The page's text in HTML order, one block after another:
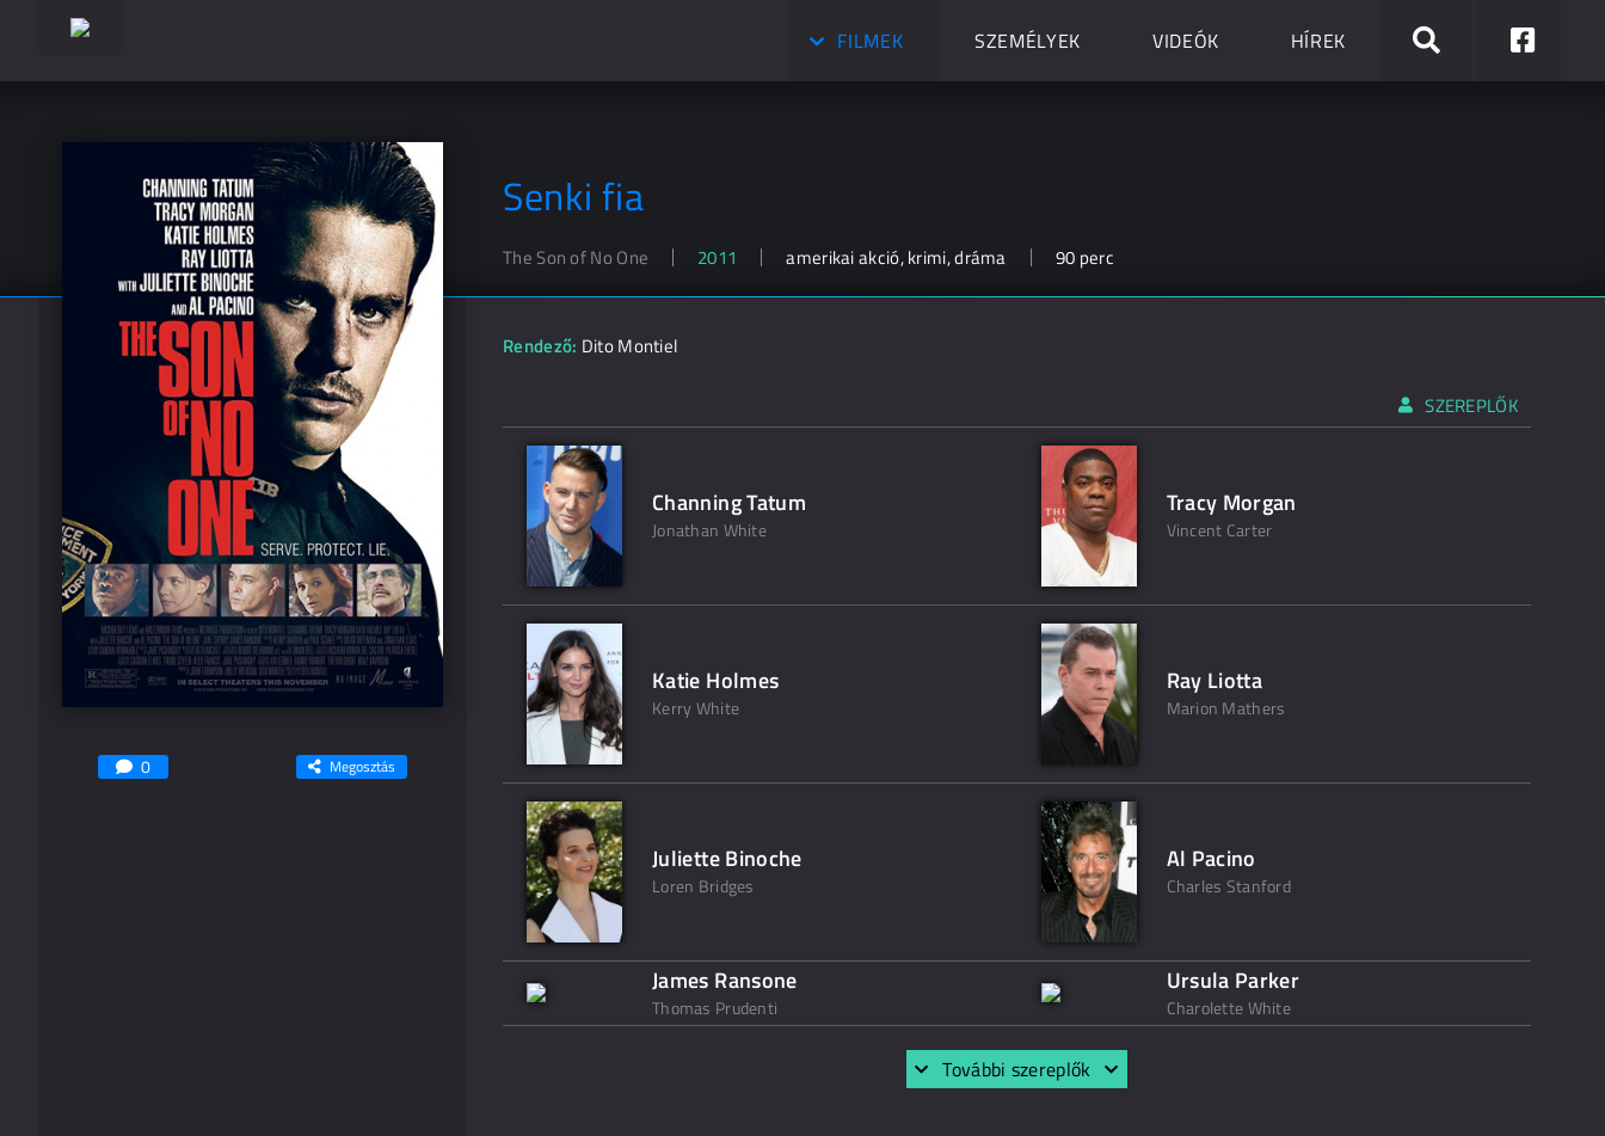
FILMEK SZEMÉLYEK VIDEÓK HÍREK
Senki fia
The Son of No One 2011 amerikai akció, krimi, dráma 90 perc
0 Megosztás
Rendező: Dito Montiel
SZEREPLŐK
Channing Tatum
Jonathan White
Tracy Morgan
Vincent Carter
Katie Holmes
Kerry White
Ray Liotta
Marion Mathers
Juliette Binoche
Loren Bridges
Al Pacino
Charles Stanford
James Ransone
Thomas Prudenti
Ursula Parker
Charolette White
További szereplők